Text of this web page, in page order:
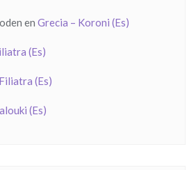
en Grecia – Koroni (Es)
(Es)
(Es)
(Es)